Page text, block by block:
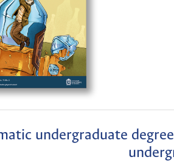
undergraduate